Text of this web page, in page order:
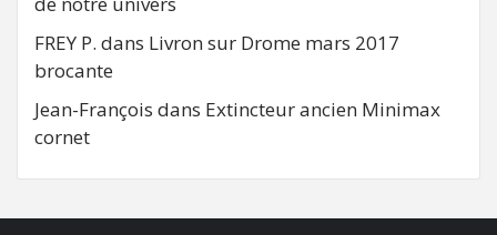
FREY P. dans Livron sur Drome mars 2017
brocante
Jean-François dans Extincteur ancien Minimax
cornet